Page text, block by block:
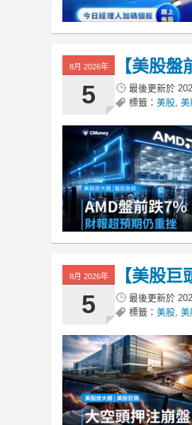
8月 2026年
5
【美股
最後更新於
標籤： 美股 美
8月 2026年
5
【美股
最後更新於
標籤： 美股 美